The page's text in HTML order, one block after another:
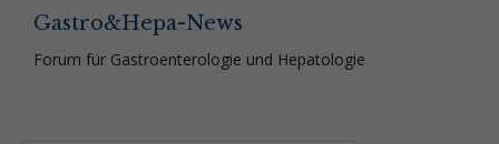
Gastro&Hepa-News
Forum für Gastroenterologie und Hepatologie